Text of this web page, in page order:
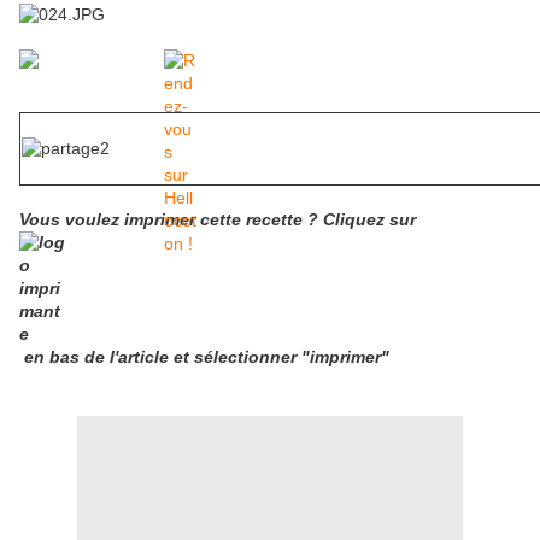
Vous voulez imprimer cette recette ? Cliquez sur
en bas de l'article et sélectionner "imprimer"